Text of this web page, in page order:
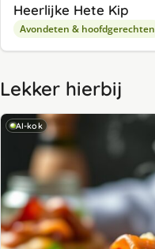
Heerlijke Hete Kip
Avondeten & hoofdgerechten
Lekker hierbij
AI-kok